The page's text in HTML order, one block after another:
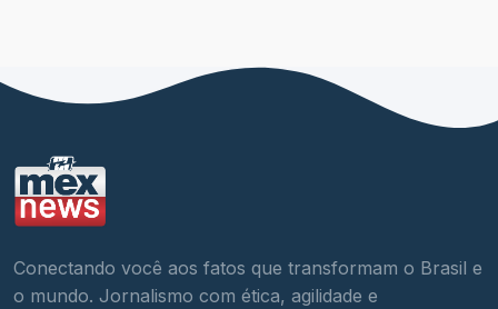
Conectando você aos fatos que transformam o Brasil e
o mundo. Jornalismo com ética, agilidade e